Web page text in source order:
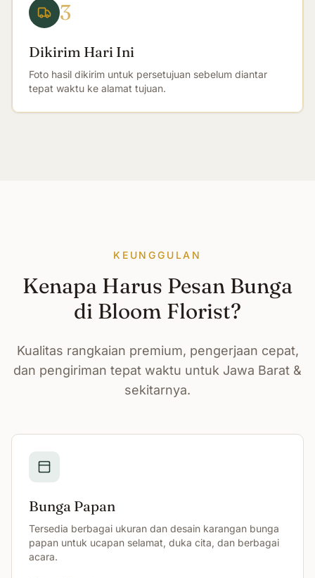
3
Dikirim Hari Ini
Foto hasil dikirim untuk persetujuan sebelum diantar
tepat waktu ke alamat tujuan.
KEUNGGULAN
Kenapa Harus Pesan Bunga
di Bloom Florist?
Kualitas rangkaian premium, pengerjaan cepat,
dan pengiriman tepat waktu untuk Jawa Barat &
sekitarnya.
Bunga Papan
Tersedia berbagai ukuran dan desain karangan bunga
papan untuk ucapan selamat, duka cita, dan berbagai
acara.